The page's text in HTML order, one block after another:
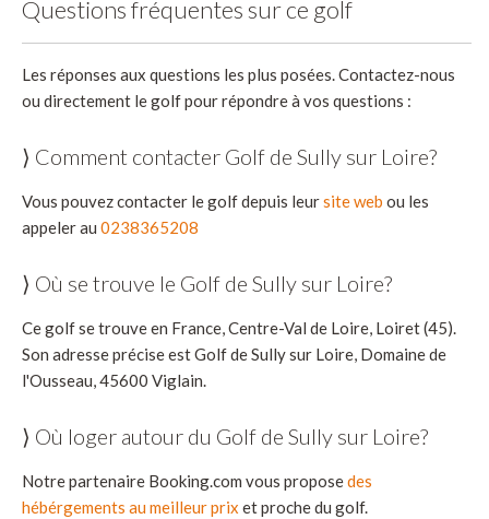
Questions fréquentes sur ce golf
Les réponses aux questions les plus posées. Contactez-nous
ou directement le golf pour répondre à vos questions :
⟩ Comment contacter Golf de Sully sur Loire?
Vous pouvez contacter le golf depuis leursite web ou les
appeler au 0238365208
⟩ Où se trouve le Golf de Sully sur Loire?
Ce golf se trouve en France, Centre-Val de Loire, Loiret (45).
Son adresse précise est Golf de Sully sur Loire, Domaine de
l'Ousseau, 45600 Viglain.
⟩ Où loger autour du Golf de Sully sur Loire?
Notre partenaire Booking.com vous proposedes
hébérgements au meilleur prix et proche du golf.